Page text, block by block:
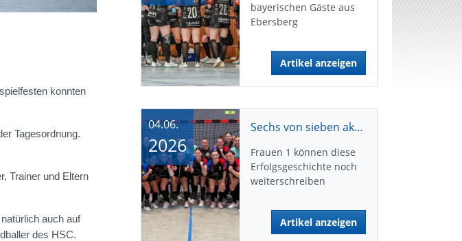
konnten
Tagesordnung.
Trainer und Eltern
auch auf
des HSC.
bayerischen Gäste aus
Ebersberg
Artikel anzeigen
Sechs von sieben aktiven Mannschaften sind bereits aufgestiegen
Frauen 1 können diese
Erfolgsgeschichte noch
weiterschreiben
Artikel anzeigen
04.06.
2026